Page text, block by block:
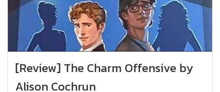
[Review] The Charm Offensive by
Alison Cochrun